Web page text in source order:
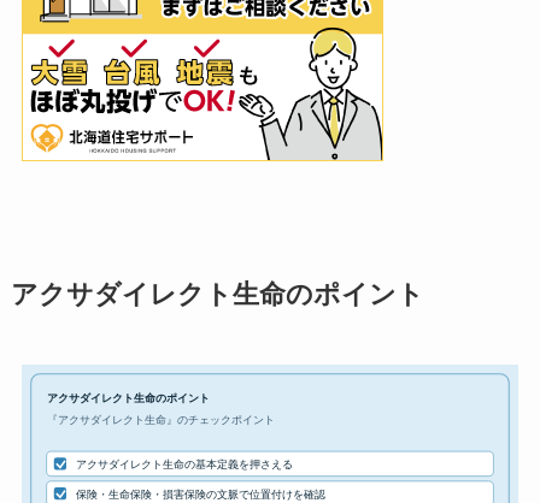
アクサダイレクト生命のポイント
アクサダイレクト生命のポイント
『アクサダイレクト生命』のチェックポイント
アクサダイレクト生命の基本定義を押さえる
保険・生命保険・損害保険の文脈で位置付けを確認